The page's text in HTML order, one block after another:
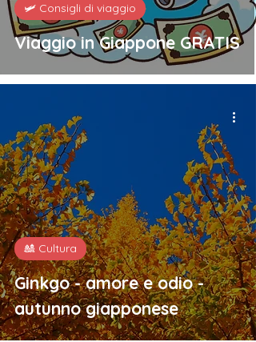
Viaggio in Giappone GRATIS
🛩️ Consigli di viaggio
Ginkgo - amore e odio -
autunno giapponese
🎎 Cultura